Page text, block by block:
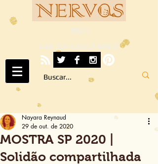
NERVOS
A ARTE SOB TODOS OS SENTIDOS
MOSTRA SP 2020 |
Solidão compartilhada
Nayara Reynaud
29 de out. de 2020